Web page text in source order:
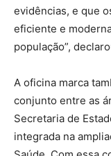
evidências, e que
eficiente e
população”,
A oficina marca
conjunto entre as
Secretaria de
integrada na